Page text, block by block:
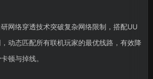
研网络穿透技术突破复杂网络限制，搭配UU
动态匹配所有联机玩家的最优线路，有效降
顿与掉线。